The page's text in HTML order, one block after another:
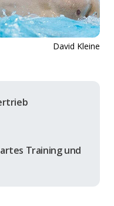
David Kleine
Training und